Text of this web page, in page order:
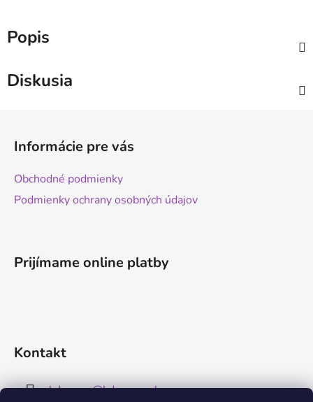
Popis
Diskusia
Informácie pre vás
Obchodné podmienky
Podmienky ochrany osobných údajov
Prijímame online platby
Kontakt
kdreams@kdreams.sk